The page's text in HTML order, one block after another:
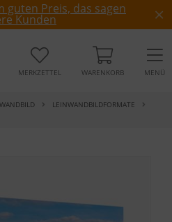
guten Preis, das sagen
Kunden
MERKZETTEL WARENKORB MENÜ
LEINWANDBILDFORMATE